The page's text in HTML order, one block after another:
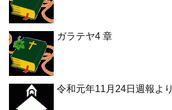
ガラテヤ4 章
令和元年11月24日週報より